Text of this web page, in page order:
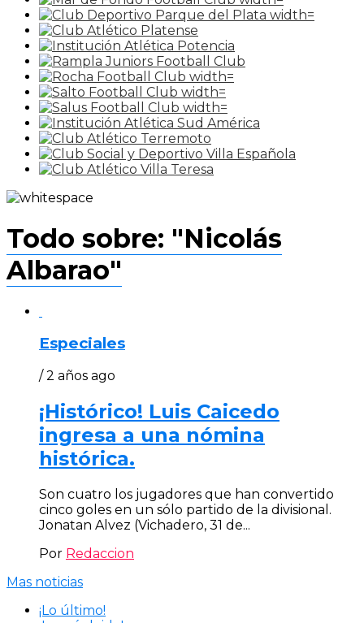
Todo sobre: "Nicolás
Albarao"
Especiales
/ 2 años ago
¡Histórico! Luis Caicedo
ingresa a una nómina
histórica.
Son cuatro los jugadores que han convertido
cinco goles en un sólo partido de la divisional.
Jonatan Alvez (Vichadero, 31 de...
Por Redaccion
Mas noticias
¡Lo último!